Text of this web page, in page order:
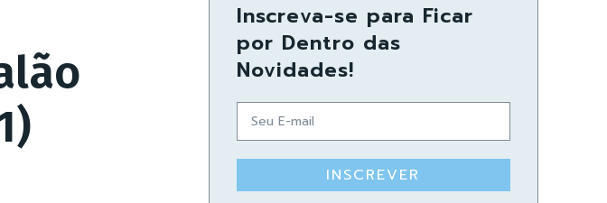
Inscreva-se para Ficar
por Dentro das
Novidades!
INSCREVER